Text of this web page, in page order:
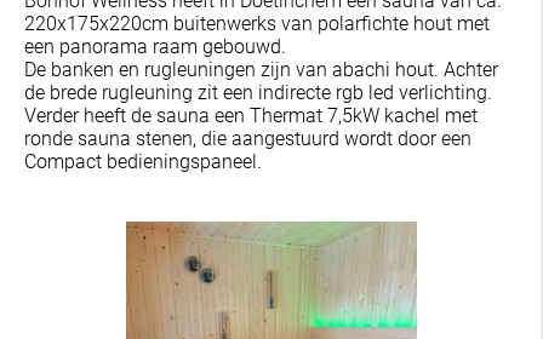
220x175x220cm buitenwerks van polarfichte hout met
een panorama raam gebouwd.
De banken en rugleuningen zijn van abachi hout. Achter
de brede rugleuning zit een indirecte rgb led verlichting.
Verder heeft de sauna een Thermat 7,5kW kachel met
ronde sauna stenen, die aangestuurd wordt door een
Compact bedieningspaneel.